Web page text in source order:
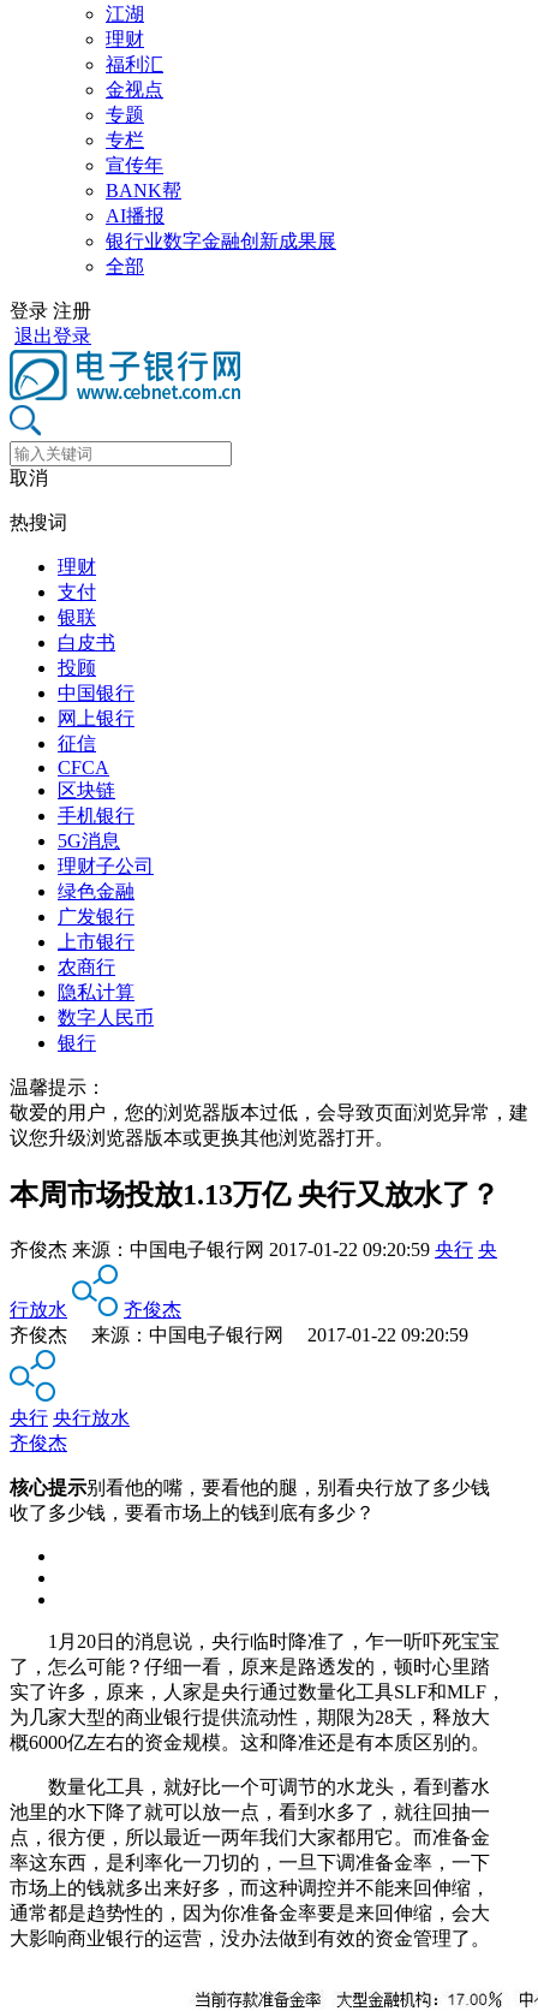
江湖
理财
福利汇
金视点
专题
专栏
宣传年
BANK帮
AI播报
银行业数字金融创新成果展
全部
登录 注册
退出登录
取消
热搜词
理财
支付
银联
白皮书
投顾
中国银行
网上银行
征信
CFCA
区块链
手机银行
5G消息
理财子公司
绿色金融
广发银行
上市银行
农商行
隐私计算
数字人民币
银行
温馨提示：
敬爱的用户，您的浏览器版本过低，会导致页面浏览异常，建
议您升级浏览器版本或更换其他浏览器打开。
本周市场投放1.13万亿 央行又放水了？
齐俊杰 来源： 中国电子银行网 2017-01-22 09:20:59 央行 央
行放水
齐俊杰
齐俊杰 来源：中国电子银行网 2017-01-22 09:20:59
央行 央行放水
齐俊杰
核心提示别看他的嘴，要看他的腿，别看央行放了多少钱
收了多少钱，要看市场上的钱到底有多少？
1月20日的消息说，央行临时降准了，乍一听吓死宝宝
了，怎么可能？仔细一看，原来是路透发的，顿时心里踏
实了许多，原来，人家是央行通过数量化工具SLF和MLF，
为几家大型的商业银行提供流动性，期限为28天，释放大
概6000亿左右的资金规模。这和降准还是有本质区别的。
数量化工具，就好比一个可调节的水龙头，看到蓄水
池里的水下降了就可以放一点，看到水多了，就往回抽一
点，很方便，所以最近一两年我们大家都用它。而准备金
率这东西，是利率化一刀切的，一旦下调准备金率，一下
市场上的钱就多出来好多，而这种调控并不能来回伸缩，
通常都是趋势性的，因为你准备金率要是来回伸缩，会大
大影响商业银行的运营，没办法做到有效的资金管理了。